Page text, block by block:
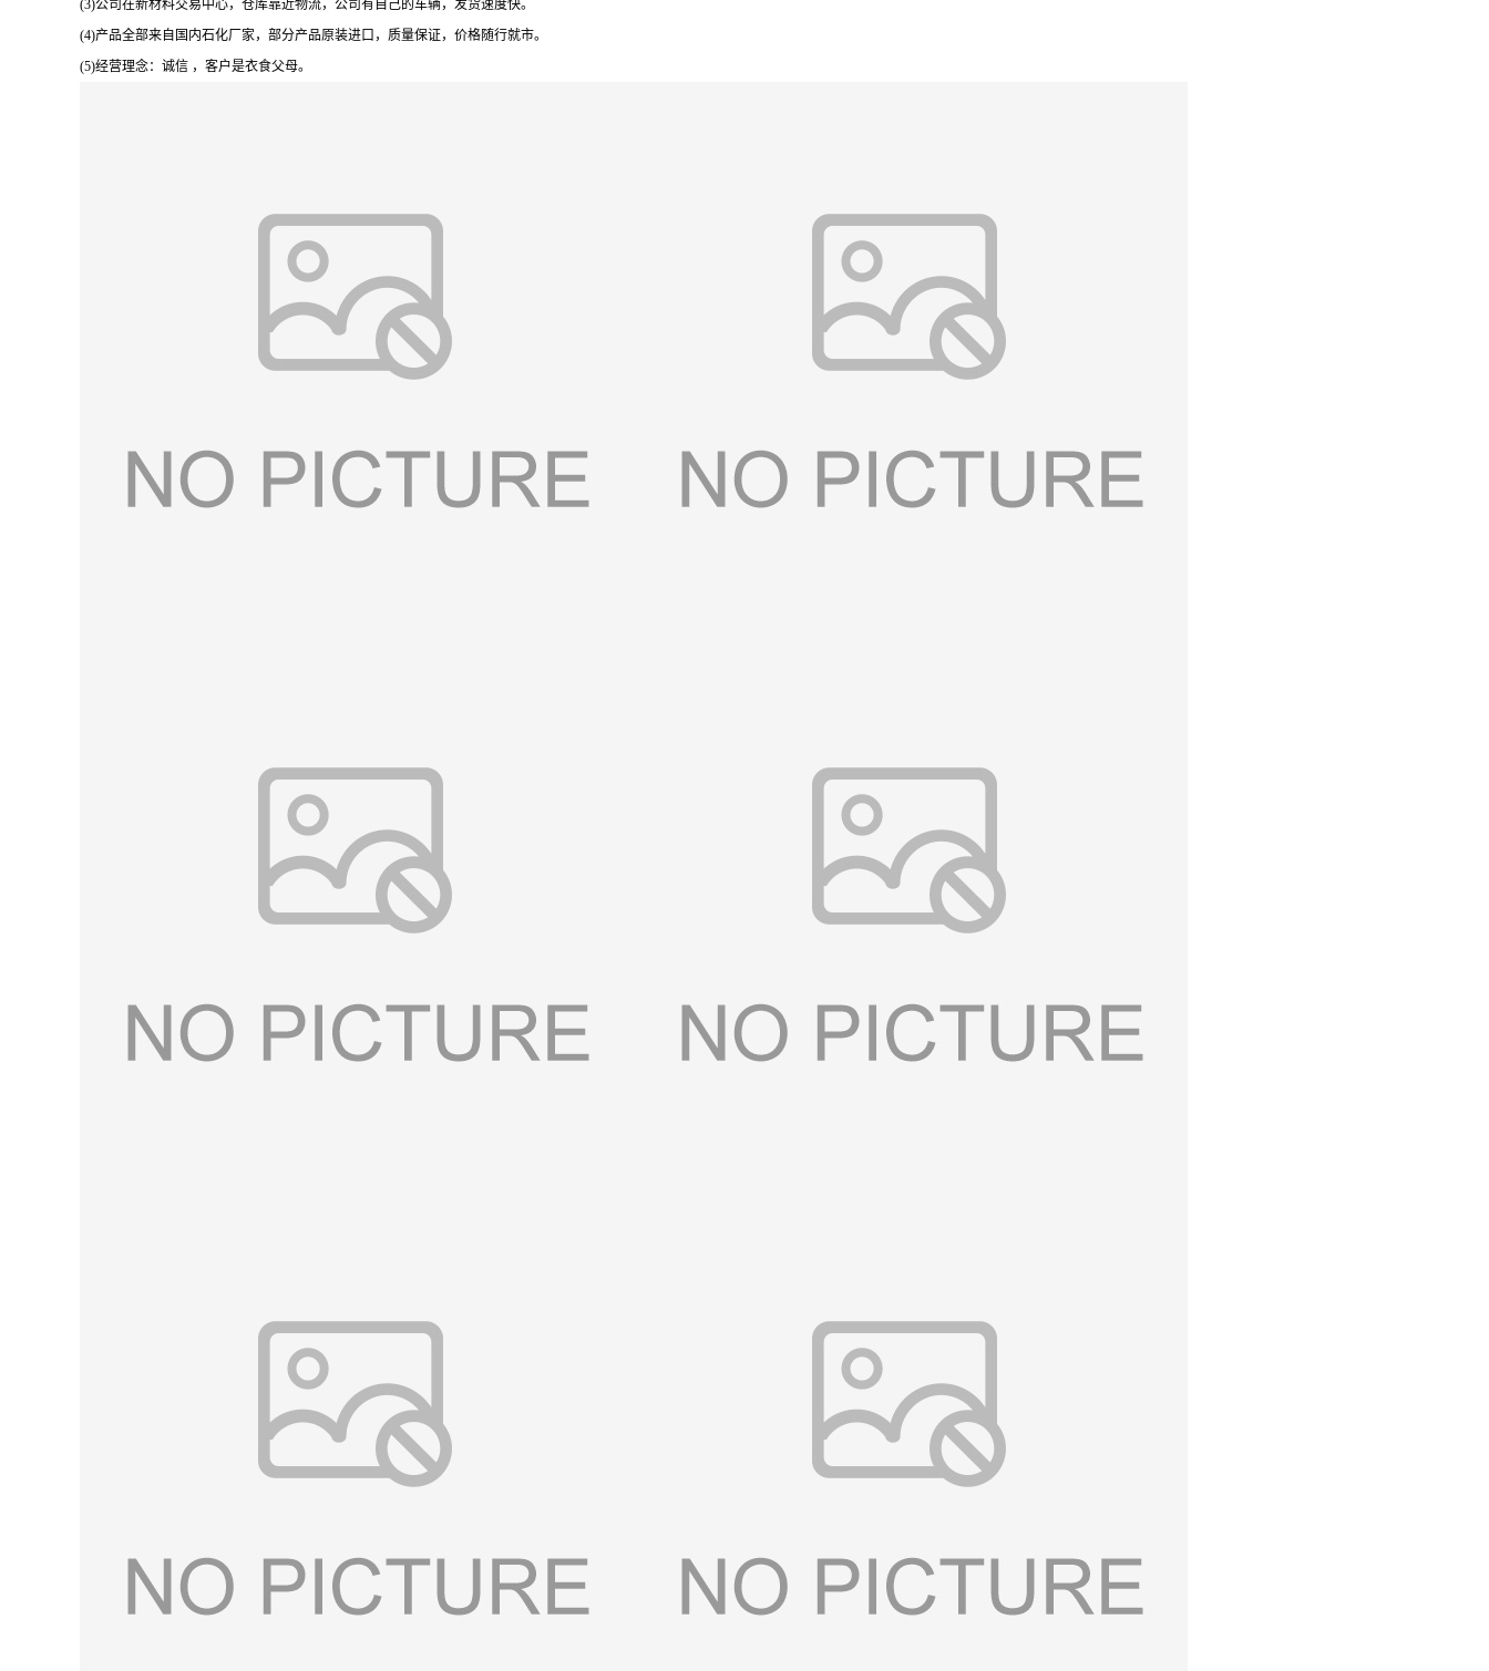
(3)公司在新材料交易中心，仓库靠近物流，公司有自己的车辆，发货速度快。
(4)产品全部来自国内石化厂家，部分产品原装进口，质量保证，价格随行就市。
(5)经营理念：诚信 ，客户是衣食父母。